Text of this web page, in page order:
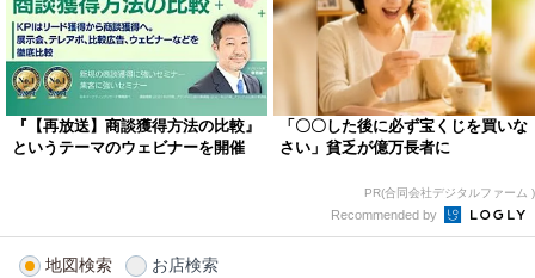
『【再放送】商談獲得方法の比較』
というテーマのウェビナーを開催
「〇〇した後に必ず宝くじを買いな
さい」貧乏が億万長者に
PR(合同会社デジタルファーム )
Recommended by
地図検索 お店検索